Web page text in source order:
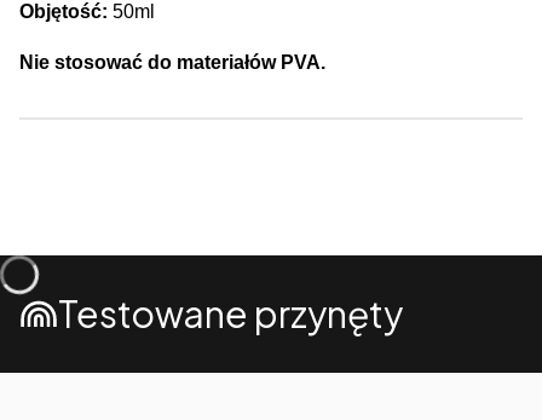
Objętość: 50ml
Nie stosować do materiałów PVA.
Testowane przynęty